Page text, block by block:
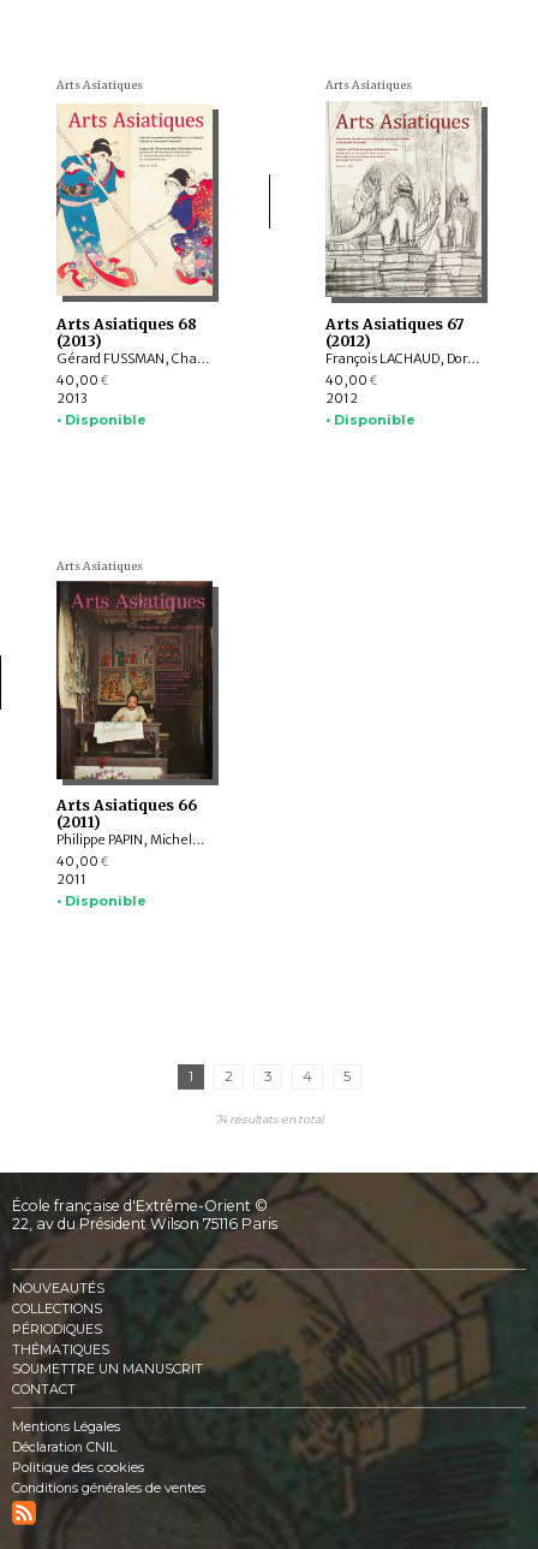
Arts Asiatiques
Arts Asiatiques 68
(2013)
Gérard FUSSMAN, Charlotte SCHMID, Arlo GRIFFITHS, Nicolas REVIRE, Brice VINCENT, Rajat SANYAL, Niklas LEVERENZ, Camille SCHMITT, Pauline CHASSAING, Claire ILLOUZ, YANG Zehua, Cen DELIN
40,00 €
2013
• Disponible
Arts Asiatiques
Arts Asiatiques 67
(2012)
François LACHAUD, Doria TICHIT, Susan ERICKSON, Eileen HAU-LING LAM, Diane ZHANG-GOLDBERG, Birgitta AUGUSTIN, Cédric LAURENT, Shelagh VAINKER, Michaela PEJCOCHOVA, PENG Jinzhang, Emmanuel SIRON, KAWAMURA Yayoi , Letizia ARBETETA MIRA
40,00 €
2012
• Disponible
Arts Asiatiques
Arts Asiatiques 66
(2011)
Philippe PAPIN, Michela BUSSOTTI, François LACHAUD, Olivier TESSIER, Alain ARRAULT, Christophe MARQUET, James FLATH, J. S. EDGREN, Takagi GEN, Hélène BAYOU, Julien FAURY, Anne KERLAN, Francesca DAL LAGO, Nora Annesley TAYLOR
40,00 €
2011
• Disponible
1 2 3 4 5
74 résultats en total
École française d'Extrême-Orient ©
22, av du Président Wilson 75116 Paris
NOUVEAUTÉS
COLLECTIONS
PÉRIODIQUES
THÉMATIQUES
SOUMETTRE UN MANUSCRIT
CONTACT
Mentions Légales
Déclaration CNIL
Politique des cookies
Conditions générales de ventes